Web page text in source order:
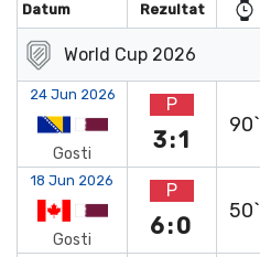
Datum Rezultat
World Cup 2026
24 Jun 2026
Gosti
P
3:1
90`
18 Jun 2026
Gosti
P
6:0
50`